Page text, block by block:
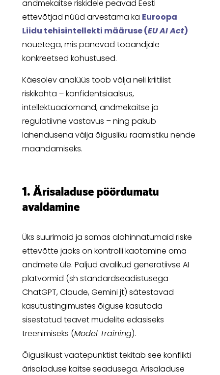
andmekaitse riskidele peavad Eesti
ettevõtjad nüüd arvestama ka Euroopa
Liidu tehisintellekti määruse (EU AI Act)
nõuetega, mis panevad tööandjale
konkreetsed kohustused.
Käesolev analüüs toob välja neli kriitilist
riskikohta – konfidentsiaalsus,
intellektuaalomand, andmekaitse ja
regulatiivne vastavus – ning pakub
lahendusena välja õigusliku raamistiku nende
maandamiseks.
1. Ärisaladuse pöördumatu
avaldamine
Üks suurimaid ja samas alahinnatumaid riske
ettevõtte jaoks on kontrolli kaotamine oma
andmete üle. Paljud avalikud generatiivse AI
platvormid (sh standardseadistusega
ChatGPT, Claude, Gemini jt) sätestavad
kasutustingimustes õiguse kasutada
sisestatud teavet mudelite edasiseks
treenimiseks (Model Training).
Õiguslikust vaatepunktist tekitab see konflikti
ärisaladuse kaitse seadusega. Ärisaladuse